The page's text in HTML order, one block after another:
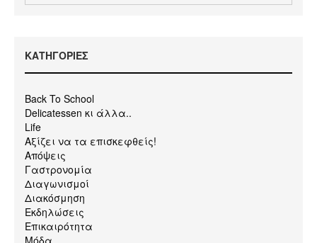
KΑΤΗΓΟΡΙΕΣ
Back To School
Delicatessen κι άλλα..
Life
Αξίζει να τα επισκεφθείς!
Απόψεις
Γαστρονομία
Διαγωνισμοί
Διακόσμηση
Εκδηλώσεις
Επικαιρότητα
Μόδα